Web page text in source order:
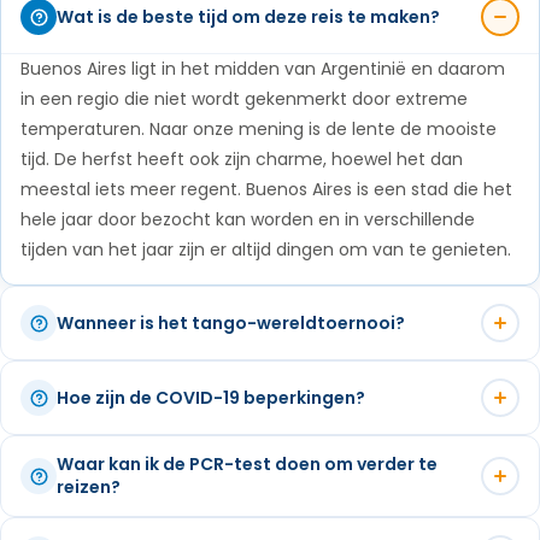
academie, en te genieten van de rijke geschiedenis
leren kennen, zoals de folkloristische dans die
kenmerkend is voor het binnenland van Argentinië.
De lunch zal een authentieke Argentijnse barbecue
zijn waar je van kunt genieten in een ontspannen en
vriendelijke omgeving.
Wat is de beste tijd om deze reis te maken?
Buenos Aires ligt in het midden van Argentinië en daarom
in een regio die niet wordt gekenmerkt door extreme
temperaturen. Naar onze mening is de lente de mooiste
tijd. De herfst heeft ook zijn charme, hoewel het dan
meestal iets meer regent. Buenos Aires is een stad die het
hele jaar door bezocht kan worden en in verschillende
tijden van het jaar zijn er altijd dingen om van te genieten.
Wanneer is het tango-wereldtoernooi?
Het Tango-wereldtournooi is in augustus. Je kunt deze reis
combineren met een verlenging van je verblijf om van alle
activiteiten rond dit evenement te kunnen genieten.
Tijdens het wereldkampioenschap tango zijn er ontelbare
milonga's, open lessen en tentoonstellingen van de meest
gerenommeerde dansers. Geen twijfel mogelijk, als je van
Hoe zijn de COVID-19 beperkingen?
Volgens de laatste berichten van de Argentijnse regering is
het vanaf 1 november 2021 niet langer verplicht om
Argentinië vanuit het buitenland in quarantaine te
Waar kan ik de PCR-test doen om verder te
reizen?